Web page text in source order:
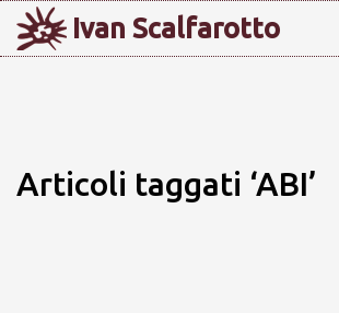
Ivan Scalfarotto
Articoli taggati ‘ABI’